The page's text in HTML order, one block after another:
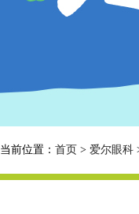
当前位置： 首页 > 爱尔眼科